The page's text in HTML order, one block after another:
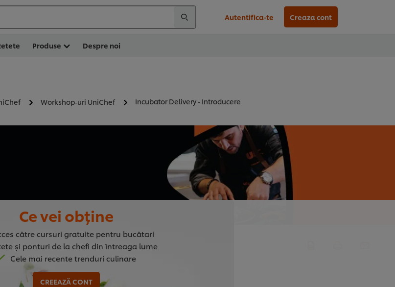
Autentifica-te Creaza cont
Produse Despre noi
Workshop-uri UniChef Incubator Delivery - Introducere
Ce vei obține
către cursuri gratuite pentru bucătari
și ponturi de la chefi din întreaga lume
Cele mai recente trenduri culinare
CREEAZĂ CONT